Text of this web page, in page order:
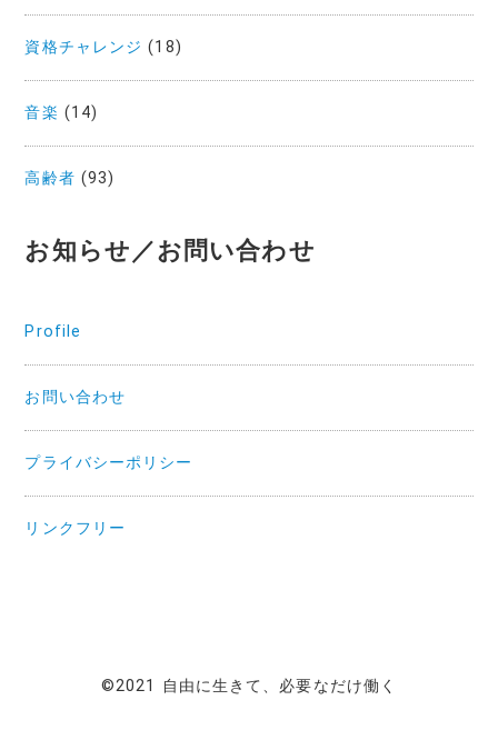
資格チャレンジ (18)
音楽 (14)
高齢者 (93)
お知らせ／お問い合わせ
Profile
お問い合わせ
プライバシーポリシー
リンクフリー
©2021 自由に生きて、必要なだけ働く